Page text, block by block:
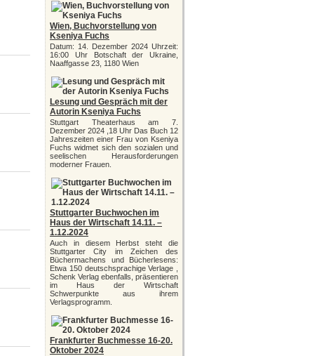
Wien, Buchvorstellung von
Kseniya Fuchs
Datum: 14. Dezember 2024 Uhrzeit:
16:00 Uhr Botschaft der Ukraine,
Naaffgasse 23, 1180 Wien
Lesung und Gespräch mit der
Autorin Kseniya Fuchs
Stuttgart Theaterhaus am 7.
Dezember 2024 ,18 Uhr Das Buch 12
Jahreszeiten einer Frau von Kseniya
Fuchs widmet sich den sozialen und
seelischen Herausforderungen
moderner Frauen.
Stuttgarter Buchwochen im
Haus der Wirtschaft 14.11. –
1.12.2024
Auch in diesem Herbst steht die
Stuttgarter City im Zeichen des
Büchermachens und Bücherlesens:
Etwa 150 deutschsprachige Verlage ,
Schenk Verlag ebenfalls, präsentieren
im Haus der Wirtschaft
Schwerpunkte aus ihrem
Verlagsprogramm.
Frankfurter Buchmesse 16-20.
Oktober 2024